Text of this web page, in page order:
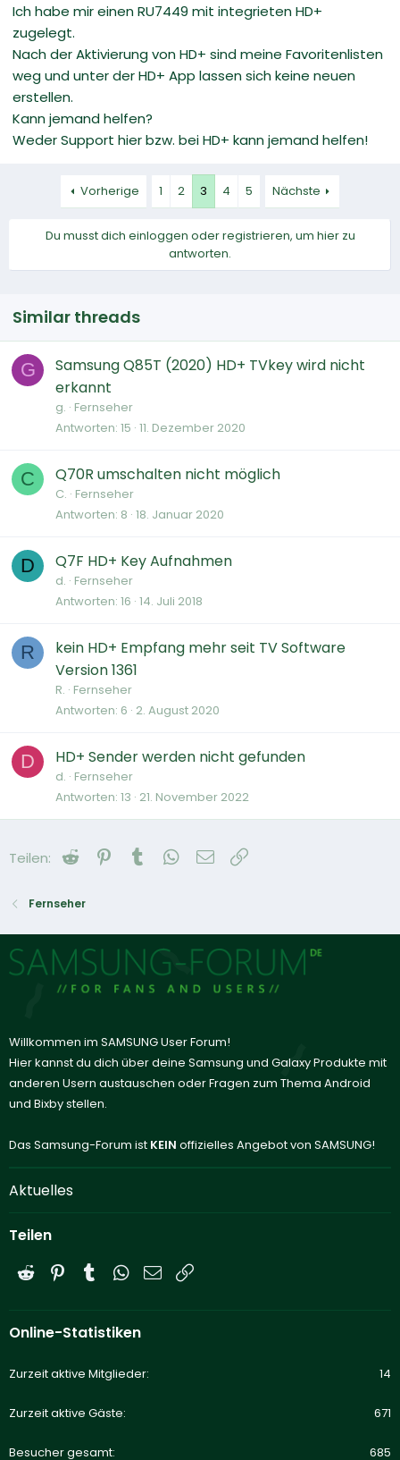
Ich habe mir einen RU7449 mit integrieten HD+
zugelegt.
Nach der Aktivierung von HD+ sind meine Favoritenlisten
weg und unter der HD+ App lassen sich keine neuen
erstellen.
Kann jemand helfen?
Weder Support hier bzw. bei HD+ kann jemand helfen!
Vorherige 1 2 3 4 5 Nächste
Du musst dich einloggen oder registrieren, um hier zu
antworten.
Similar threads
G
Samsung Q85T (2020) HD+ TVkey wird nicht
erkannt
g. Fernseher
Antworten 15 11. Dezember 2020
C Q70R umschalten nicht möglich
C. Fernseher
Antworten 8 18. Januar 2020
D Q7F HD+ Key Aufnahmen
d. Fernseher
Antworten 16 14. Juli 2018
R
kein HD+ Empfang mehr seit TV Software
Version 1361
R. Fernseher
Antworten 6 2. August 2020
D HD+ Sender werden nicht gefunden
d. Fernseher
Antworten 13 21. November 2022
Teilen: Reddit Pinterest
Tumblr WhatsApp
E-Mail
Fernseher
Willkommen im SAMSUNG User Forum!
Hier kannst du dich über deine Samsung und Galaxy Produkte mit
anderen Usern austauschen oder Fragen zum Thema Android
und Bixby stellen.
Das Samsung-Forum ist KEIN offizielles Angebot von SAMSUNG!
Aktuelles
Teilen
Reddit PinterestTumblrWhatsApp
E-Mail
Online-Statistiken
Zurzeit aktive Mitglieder 14
Zurzeit aktive Gäste 671
Besucher gesamt 685